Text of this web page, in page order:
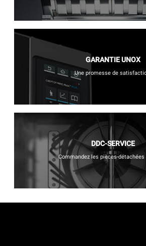
GARANTIE UNOX
Une promesse de
DDC-SERVICE
Commandez les pièces-détachées